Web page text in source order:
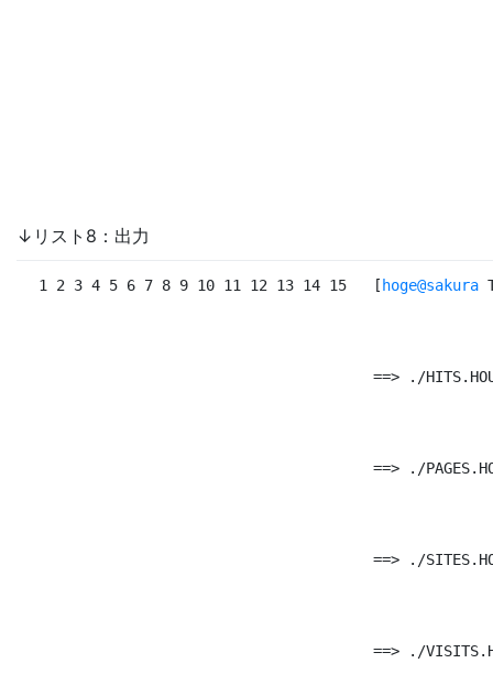
↓リスト8：出力
1 2 3 4 5 6 7 8 9 10 11 12 13 14 15 [ hoge@sakura
==> ./
==> ./
==> ./
==> ./